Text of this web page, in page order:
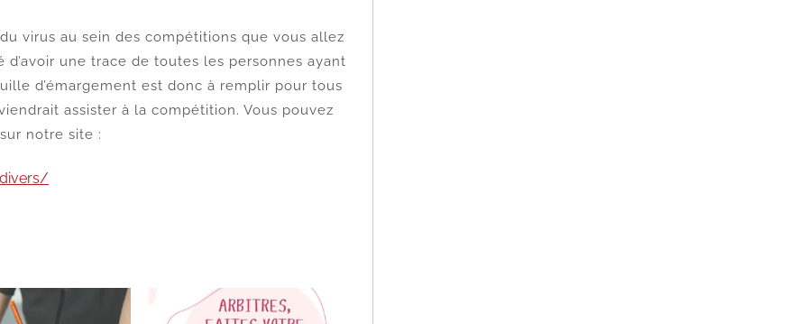
virus au sein des compétitions que vous allez
une trace de toutes les personnes ayant
d’émargement est donc à remplir pour tous
assister à la compétition. Vous pouvez
notre site :